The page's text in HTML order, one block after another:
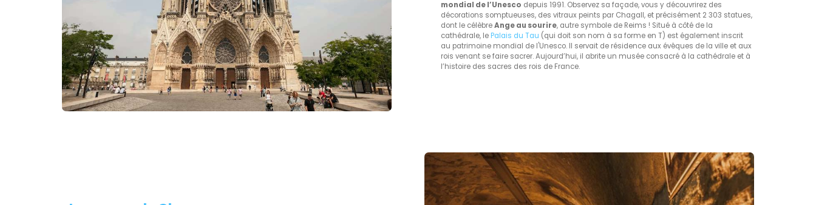
mondial de l’Unesco depuis 1991. Observez sa façade, vous y découvrirez des
décorations somptueuses, des vitraux peints par Chagall, et précisément 2 303 statues,
dont le célèbreAnge au sourire, autre symbole de Reims ! Situé à côté de la
cathédrale, le Palais du Tau (qui doit son nom à sa forme en T) est également inscrit
au patrimoine mondial de l'Unesco. Il servait de résidence aux évêques de la ville et aux
rois venant se faire sacrer. Aujourd’hui, il abrite un musée consacré à la cathédrale et à
l’histoire des sacres des rois de France.